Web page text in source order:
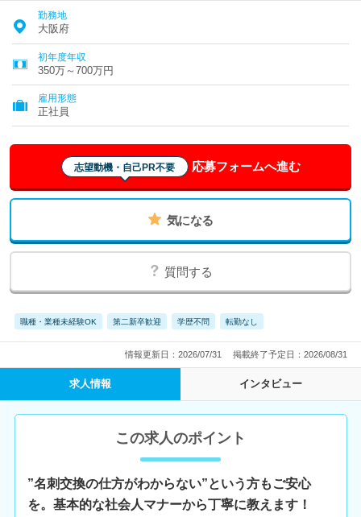
勤務地
大阪府
初年度年収
350万～700万円
雇用形態
正社員
志望動機・自己PR不要 応募フォームへ進む
気になる
質問する
職種・業種未経験OK 第二新卒歓迎 学歴不問 転勤なし
情報更新日：2026/07/31 掲載終了予定日：2026/08/31
求人情報 インタビュー
この求人のポイント
”名刺交換の仕方がわからない”という方もご安心
を。基本的な社会人マナーから丁寧に教えます！